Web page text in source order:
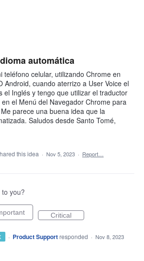
automática
teléfono celular, utilizando Chrome en
Android, cuando aterrizo a User Voice el
el Inglés y tengo que utilizar el traductor
el Menú del Navegador Chrome para
parece una buena idea que la
Saludos desde Santo Tomé,
this idea · Nov 5, 2023 · Report…
you?
Critical
· Product Support responded · Nov 8, 2023